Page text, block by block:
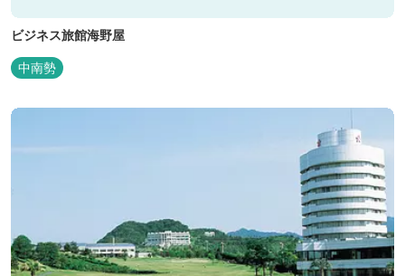
ビジネス旅館海野屋
中南勢